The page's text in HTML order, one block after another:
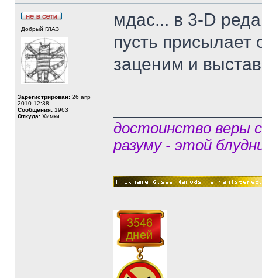
Добрый ГЛАЗ
Зарегистрирован: 26 апр
2010 12:38
Сообщения: 1963
Откуда: Химки
мдас... в 3-D
пусть присылает
заценим и
достоинство веры
разуму - этой